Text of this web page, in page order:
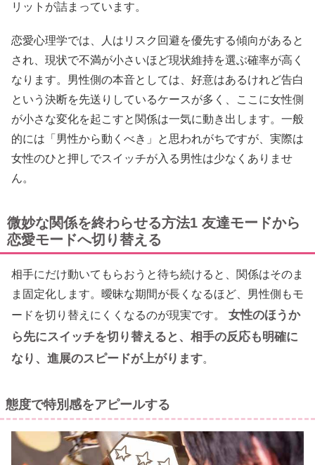
リットが詰まっています。
恋愛心理学では、人はリスク回避を優先する傾向があると
され、現状で不満が小さいほど現状維持を選ぶ確率が高く
なります。男性側の本音としては、好意はあるけれど告白
という決断を先送りしているケースが多く、ここに女性側
が小さな変化を起こすと関係は一気に動き出します。一般
的には「男性から動くべき」と思われがちですが、実際は
女性のひと押しでスイッチが入る男性は少なくありませ
ん。
微妙な関係を終わらせる方法1 友達モードから
恋愛モードへ切り替える
相手にだけ動いてもらおうと待ち続けると、関係はそのま
ま固定化します。曖昧な期間が長くなるほど、男性側もモ
ードを切り替えにくくなるのが現実です。
女性のほうか
ら先にスイッチを切り替えると、相手の反応も明確に
なり、進展のスピードが上がります。
態度で特別感をアピールする